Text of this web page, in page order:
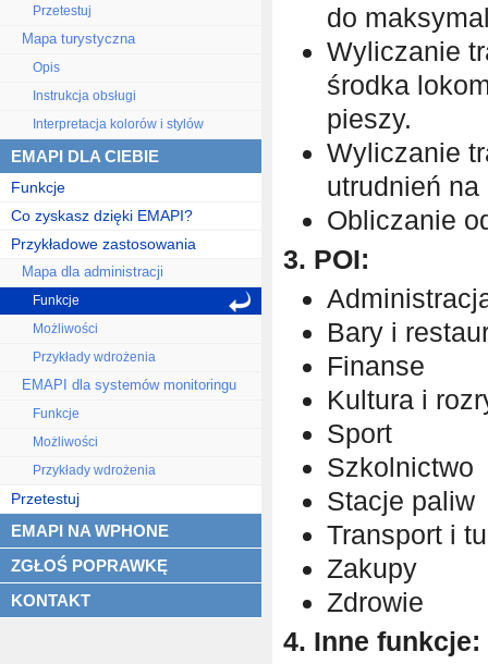
Przetestuj
Mapa turystyczna
Opis
Instrukcja obsługi
Interpretacja kolorów i stylów
EMAPI DLA CIEBIE
Funkcje
Co zyskasz dzięki EMAPI?
Przykładowe zastosowania
Mapa dla administracji
Funkcje
Możliwości
Przykłady wdrożenia
EMAPI dla systemów monitoringu
Funkcje
Możliwości
Przykłady wdrożenia
Przetestuj
EMAPI NA WPHONE
ZGŁOŚ POPRAWKĘ
KONTAKT
do
Wyliczanie
środka
pieszy.
Wyliczanie
utrudnień
Obliczanie
3. POI:
Bary i
Finanse
Kultura i
Sport
Szkolnictwo
Stacje paliw
Transport i
Zakupy
Zdrowie
4. Inne funkcje: